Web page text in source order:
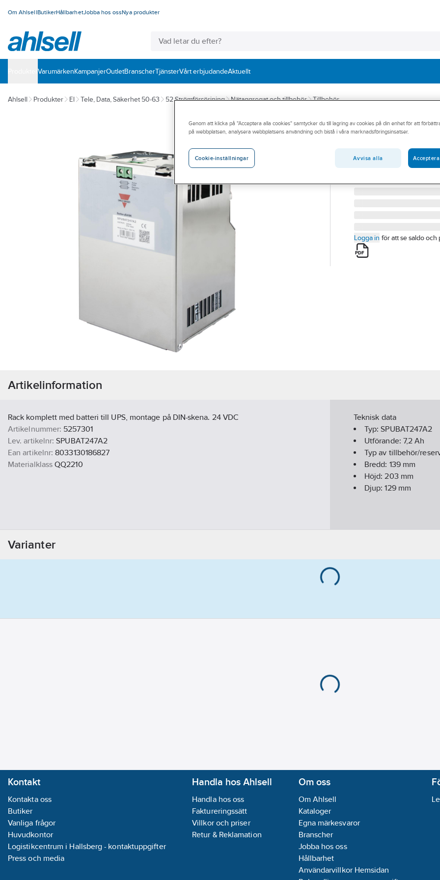
Om AhlsellButikerHållbarhetJobba hos ossNya produkter
VarumärkenKampanjerOutletBranscherTjänsterVårt erbjudandeAktuellt
Ahlsell Produkter El Tele, Data, Säkerhet 50-63 52 Strömförsörjning Nätaggregat och tillbehör Tillbehör
CARLO GAVAZZI
Batterirack SPU
BATTERI UPS DIN
Artikelnummer:
5257301
Logga in för att se saldo och
Artikelinformation
Rack komplett med batteri till UPS, montage på DIN-skena. 24 VDC
Artikelnummer: 5257301
Lev. artikelnr: SPUBAT247A2
Ean artikelnr: 8033130186827
Materialklass QQ2210
Teknisk data
Typ:SPUBAT247A2
Utförande: 7,2 Ah
Typ av tillbehör/
Bredd: 139mm
Höjd:203mm
Djup:129mm
Varianter
Kontakt
Kontakta oss
Butiker
Vanliga frågor
Huvudkontor
Logistikcentrum i Hallsberg - kontaktuppgifter
Press och media
Handla hos Ahlsell
Handla hos oss
Faktureringssätt
Villkor och priser
Retur & Reklamation
Om oss
Om Ahlsell
Kataloger
Egna märkesvaror
Branscher
Jobba hos oss
Hållbarhet
Användarvillkor Hemsidan
Genom att klicka på "Acceptera alla cookies" samtycker du till lagring av cookies på din enhet för att
på webbplatsen, analysera webbplatsens användning och bistå i våra marknadsföringsinsatser.
Cookie-inställningar Avvisa alla